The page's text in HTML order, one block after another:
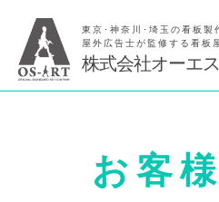
東京･神奈川･埼玉の看板製
屋外広告士が監修する看板
株式会社オーエ
お客